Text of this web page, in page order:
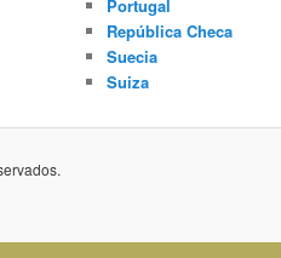
Portugal
República Checa
Suecia
Suiza